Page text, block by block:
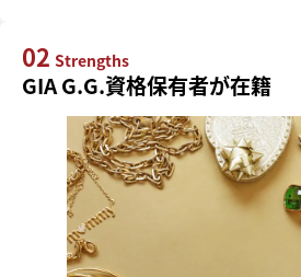
02 Strengths
GIA G.G.資格保有者が在籍